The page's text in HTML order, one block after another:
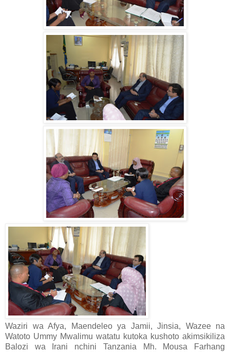
Waziri wa Afya, Maendeleo ya Jamii, Jinsia, Wazee na
Watoto Ummy Mwalimu watatu kutoka kushoto akimsikiliza
Balozi wa Irani nchini Tanzania Mh. Mousa Farhang